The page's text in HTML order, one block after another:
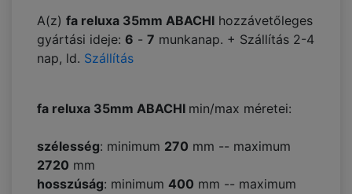
A(z) fa reluxa 35mm ABACHI hozzávetőleges
gyártási ideje: 6 - 7 munkanap. + Szállítás 2-4
nap, ld. Szállítás
fa reluxa 35mm ABACHI min/max méretei:
szélesség: minimum 270 mm -- maximum
2720 mm
hosszúság: minimum 400 mm -- maximum